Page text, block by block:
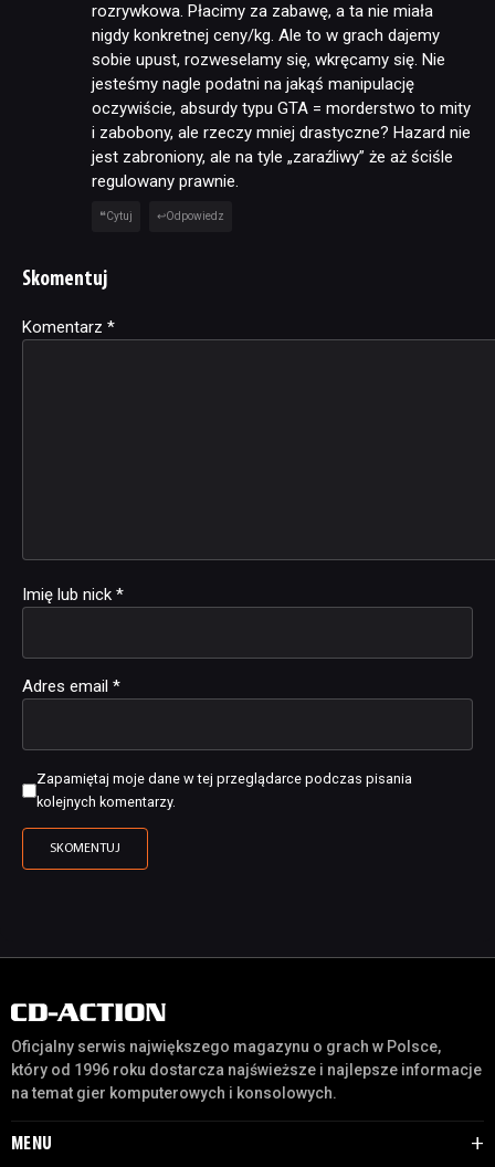
rozrywkowa. Płacimy za zabawę, a ta nie miała
nigdy konkretnej ceny/kg. Ale to w grach dajemy
sobie upust, rozweselamy się, wkręcamy się. Nie
jesteśmy nagle podatni na jakąś manipulację
oczywiście, absurdy typu GTA = morderstwo to mity
i zabobony, ale rzeczy mniej drastyczne? Hazard nie
jest zabroniony, ale na tyle „zaraźliwy” że aż ściśle
regulowany prawnie.
Cytuj Odpowiedz
Skomentuj
Komentarz *
Imię lub nick *
Adres email *
Zapamiętaj moje dane w tej przeglądarce podczas pisania
kolejnych komentarzy.
Alternative:
Oficjalny serwis największego magazynu o grach w Polsce,
który od 1996 roku dostarcza najświeższe i najlepsze informacje
na temat gier komputerowych i konsolowych.
MENU